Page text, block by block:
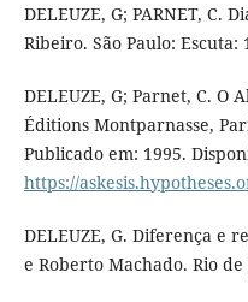
DELEUZE, G; PARNET, C.
Ribeiro. São Paulo: Escuta:
DELEUZE, G; Parnet, C. O
Éditions Montparnasse,
Publicado em: 1995.
https://
DELEUZE, G. Diferença e
e Roberto Machado. Rio